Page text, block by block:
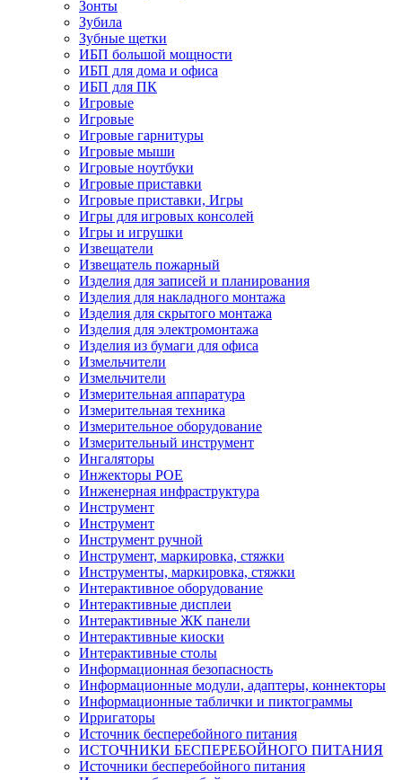
Зонты
Зубила
Зубные щетки
ИБП большой мощности
ИБП для дома и офиса
ИБП для ПК
Игровые
Игровые
Игровые гарнитуры
Игровые мыши
Игровые ноутбуки
Игровые приставки
Игровые приставки, Игры
Игры для игровых консолей
Игры и игрушки
Извещатели
Извещатель пожарный
Изделия для записей и планирования
Изделия для накладного монтажа
Изделия для скрытого монтажа
Изделия для электромонтажа
Изделия из бумаги для офиса
Измельчители
Измельчители
Измерительная аппаратура
Измерительная техника
Измерительное оборудование
Измерительный инструмент
Ингаляторы
Инжекторы POE
Инженерная инфраструктура
Инструмент
Инструмент
Инструмент ручной
Инструмент, маркировка, стяжки
Инструменты, маркировка, стяжки
Интерактивное оборудование
Интерактивные дисплеи
Интерактивные ЖК панели
Интерактивные киоски
Интерактивные столы
Информационная безопасность
Информационные модули, адаптеры, коннекторы
Информационные таблички и пиктограммы
Ирригаторы
Источник бесперебойного питания
ИСТОЧНИКИ БЕСПЕРЕБОЙНОГО ПИТАНИЯ
Источники бесперебойного питания